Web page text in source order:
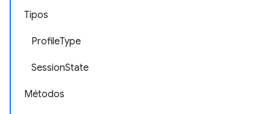
Tipos
ProfileType
SessionState
Métodos